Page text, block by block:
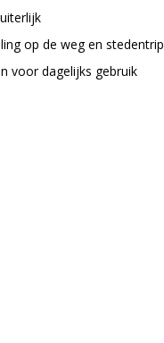
op de weg en stedentrip
voor dagelijks gebruik